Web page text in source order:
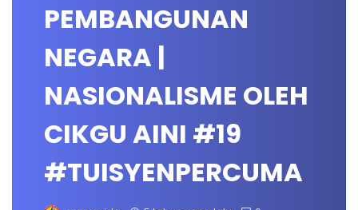
PEMBANGUNAN
NEGARA |
NASIONALISME OLEH
CIKGU AINI #19
#TUISYENPERCUMA